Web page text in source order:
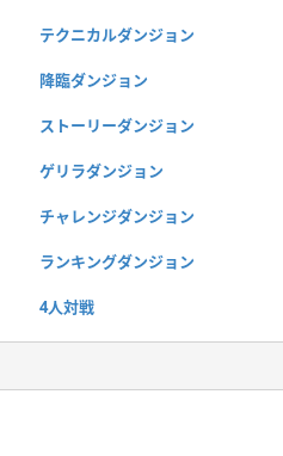
テクニカルダンジョン
降臨ダンジョン
ストーリーダンジョン
ゲリラダンジョン
チャレンジダンジョン
ランキングダンジョン
4人対戦